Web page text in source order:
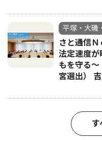
平塚・大磯
さと通信
法定速度が
もを守る
宮選出）
す